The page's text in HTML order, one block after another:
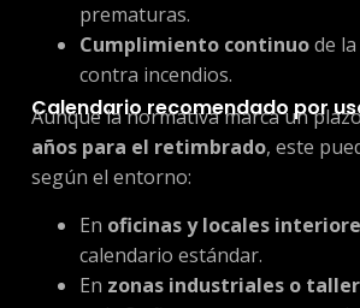
prematuras.
Cumplimiento continuode la
contra incendios.
Calendario recomendado por
Aunque la normativa marca un
años para el retimbrado, este
según el entorno:
En oficinas y locales
calendario estándar.
En zonas industriales o